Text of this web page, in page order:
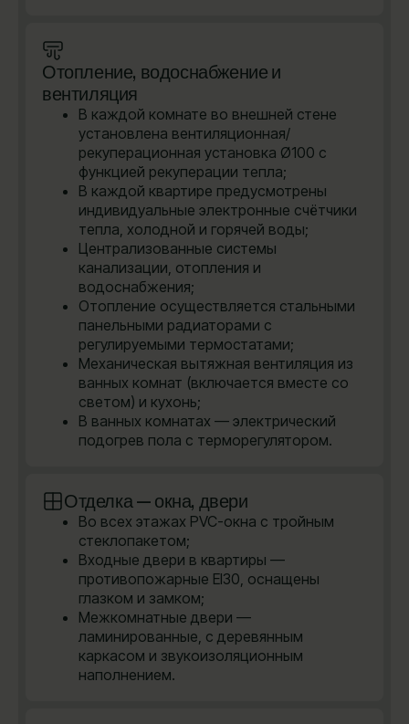
Отопление, водоснабжение и
вентиляция
В каждой комнате во внешней стене
установлена вентиляционная/
рекуперационная установка Ø100 с
функцией рекуперации тепла;
В каждой квартире предусмотрены
индивидуальные электронные счётчики
тепла, холодной и горячей воды;
Централизованные системы
канализации, отопления и
водоснабжения;
Отопление осуществляется стальными
панельными радиаторами с
регулируемыми термостатами;
Механическая вытяжная вентиляция из
ванных комнат (включается вместе со
светом) и кухонь;
В ванных комнатах — электрический
подогрев пола с терморегулятором.
Отделка — окна, двери
Во всех этажах PVC-окна с тройным
стеклопакетом;
Входные двери в квартиры —
противопожарные EI30, оснащены
глазком и замком;
Межкомнатные двери —
ламинированные, с деревянным
каркасом и звукоизоляционным
наполнением.